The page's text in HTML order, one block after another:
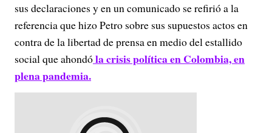
sus declaraciones y en un comunicado se refirió a la
referencia que hizo Petro sobre sus supuestos actos en
contra de la libertad de prensa en medio del estallido
social que ahondóla crisis política en Colombia, en
plena pandemia.